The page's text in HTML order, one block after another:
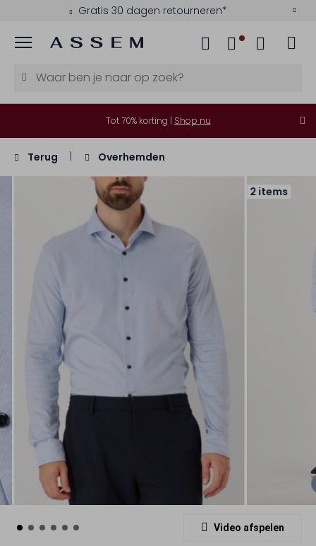
Gratis 30 dagen retourneren*
Menu
Tot 70% korting | Shop nu
Terug Overhemden
2 items
Video afspelen